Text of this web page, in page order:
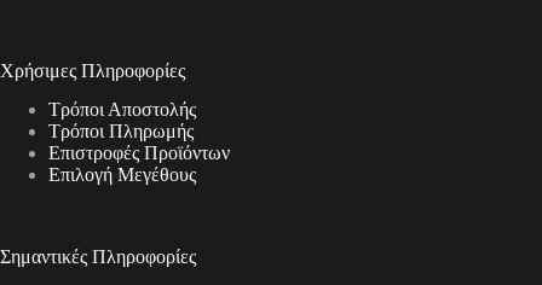
Χρήσιμες Πληροφορίες
Τρόποι Αποστολής
Τρόποι Πληρωμής
Επιστροφές Προϊόντων
Επιλογή Μεγέθους
Σημαντικές Πληροφορίες